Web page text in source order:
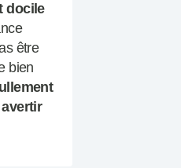
docile
être
bien